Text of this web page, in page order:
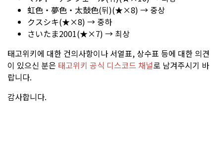
虹色・夢色・太鼓色(뒤)(★×8) → 중상
クスシキ(★×8) → 중하
さいたま2001(★×7) → 최상
태고위키에 대한 건의사항이나 서열표, 상수표 등에 대한 의견
이 있으신 분은 태고위키 공식 디스코드 채널로 남겨주시기 바
랍니다.
감사합니다.